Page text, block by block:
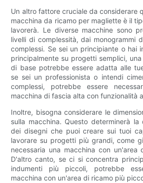
Un altro fattore cruciale da considerare
macchina da ricamo per magliette è il
lavorerà. Le diverse macchine sono
livelli di complessità, dai monogrammi
complessi. Se sei un principiante o hai
principalmente su progetti semplici,
di base potrebbe essere adatta alle
se sei un professionista o intendi
complessi, potrebbe essere
macchina di fascia alta con funzionalità
Inoltre, bisogna considerare le
sulla macchina. Questo determinerà la
dei disegni che puoi creare sui tuoi
lavorare su progetti più grandi, come
necessaria una macchina con un'area
D'altro canto, se ci si concentra
indumenti più piccoli, potrebbe
macchina con un'area di ricamo più